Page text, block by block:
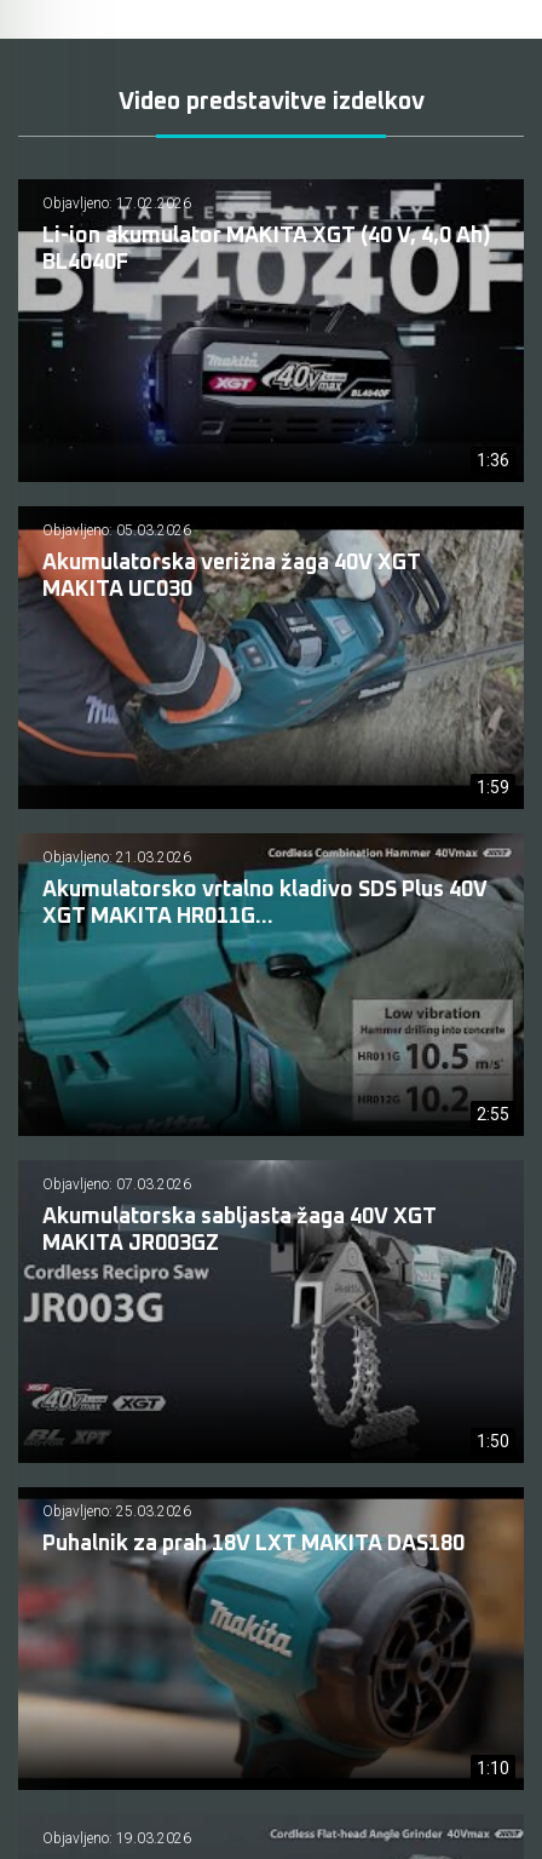
Video predstavitve izdelkov
Objavljeno: 17.02.2026
Li-ion akumulator MAKITA XGT (40 V, 4,0 Ah)
BL4040F
1:36
Objavljeno: 05.03.2026
Akumulatorska verižna žaga 40V XGT
MAKITA UC030
1:59
Objavljeno: 21.03.2026
Akumulatorsko vrtalno kladivo SDS Plus 40V
XGT MAKITA HR011G...
2:55
Objavljeno: 07.03.2026
Akumulatorska sabljasta žaga 40V XGT
MAKITA JR003GZ
1:50
Objavljeno: 25.03.2026
Puhalnik za prah 18V LXT MAKITA DAS180
1:10
Objavljeno: 19.03.2026